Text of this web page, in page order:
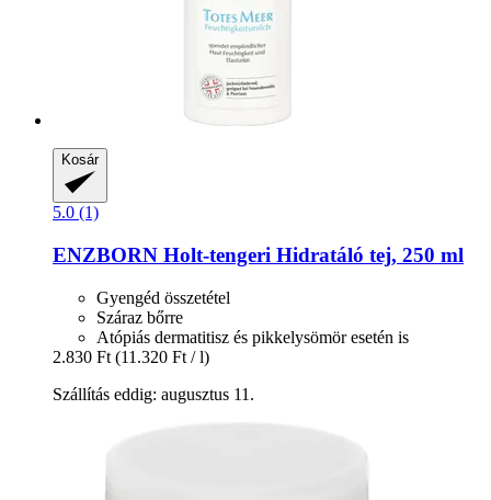
Kosár
5.0 (1)
ENZBORN Holt-​tengeri Hidratáló tej, 250 ml
Gyengéd összetétel
Száraz bőrre
Atópiás dermatitisz és pikkelysömör esetén is
2.830 Ft (11.320 Ft / l)
Szállítás eddig: augusztus 11.